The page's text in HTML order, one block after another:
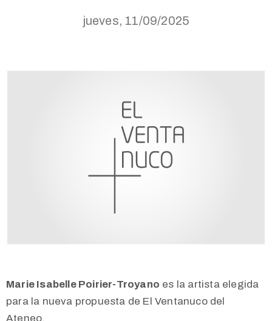
jueves, 11/09/2025
Marie Isabelle Poirier-Troyano es la artista elegida
para la nueva propuesta de El Ventanuco del
Ateneo.